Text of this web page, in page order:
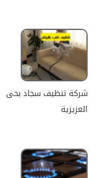
شركة تنظيف سجاد بحى
العزيزية